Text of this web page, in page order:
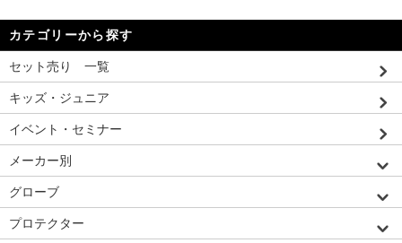
カテゴリーから探す
セット売り 一覧
キッズ・ジュニア
イベント・セミナー
メーカー別
グローブ
プロテクター